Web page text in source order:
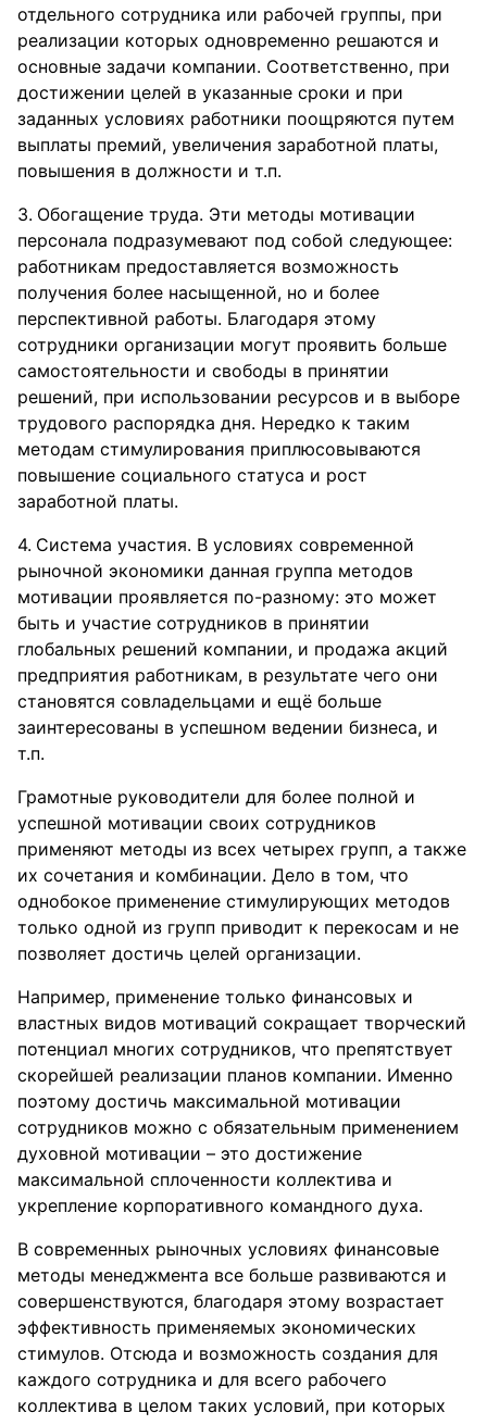
отдельного сотрудника или рабочей группы, при
реализации которых одновременно решаются и
основные задачи компании. Соответственно, при
достижении целей в указанные сроки и при
заданных условиях работники поощряются путем
выплаты премий, увеличения заработной платы,
повышения в должности и т.п.
Обогащение труда. Эти методы мотивации
персонала подразумевают под собой следующее:
работникам предоставляется возможность
получения более насыщенной, но и более
перспективной работы. Благодаря этому
сотрудники организации могут проявить больше
самостоятельности и свободы в принятии
решений, при использовании ресурсов и в выборе
трудового распорядка дня. Нередко к таким
методам стимулирования приплюсовываются
повышение социального статуса и рост
заработной платы.
Система участия. В условиях современной
рыночной экономики данная группа методов
мотивации проявляется по-разному: это может
быть и участие сотрудников в принятии
глобальных решений компании, и продажа акций
предприятия работникам, в результате чего они
становятся совладельцами и ещё больше
заинтересованы в успешном ведении бизнеса, и
т.п.
Грамотные руководители для более полной и
успешной мотивации своих сотрудников
применяют методы из всех четырех групп, а также
их сочетания и комбинации. Дело в том, что
однобокое применение стимулирующих методов
только одной из групп приводит к перекосам и не
позволяет достичь целей организации.
Например, применение только финансовых и
властных видов мотиваций сокращает творческий
потенциал многих сотрудников, что препятствует
скорейшей реализации планов компании. Именно
поэтому достичь максимальной мотивации
сотрудников можно с обязательным применением
духовной мотивации – это достижение
максимальной сплоченности коллектива и
укрепление корпоративного командного духа.
В современных рыночных условиях финансовые
методы менеджмента все больше развиваются и
совершенствуются, благодаря этому возрастает
эффективность применяемых экономических
стимулов. Отсюда и возможность создания для
каждого сотрудника и для всего рабочего
коллектива в целом таких условий, при которых